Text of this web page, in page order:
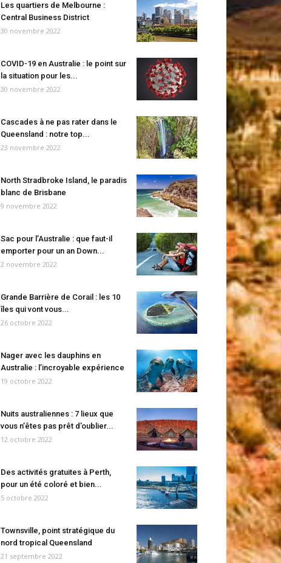
Les quartiers de Melbourne :
Central Business District
30 novembre 2022
COVID-19 en Australie : le point sur
la situation pour les...
30 novembre 2022
Cascades à ne pas rater dans le
Queensland : notre top...
23 novembre 2022
North Stradbroke Island, le paradis
blanc de Brisbane
9 novembre 2022
Sac pour l’Australie : que faut-il
emporter pour un an Down...
2 novembre 2022
Grande Barrière de Corail : les 10
îles qui vont vous...
26 octobre 2022
Nager avec les dauphins en
Australie : l’incroyable expérience
19 octobre 2022
Nuits australiennes : 7 lieux que
vous n’êtes pas prêt d’oublier...
12 octobre 2022
Des activités gratuites à Perth,
pour un été coloré et bien...
5 octobre 2022
Townsville, point stratégique du
nord tropical Queensland
21 septembre 2022